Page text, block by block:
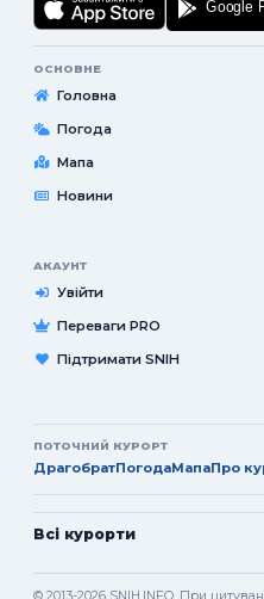
ОСНОВНЕ
Головна
Погода
Мапа
Новини
АКАУНТ
Увійти
Переваги PRO
Підтримати SNIH
ПОТОЧНИЙ КУРОРТ
ДрагобратПогодаМапаПро
Всі курорти
© 2013-2026 SNIH.INFO. При